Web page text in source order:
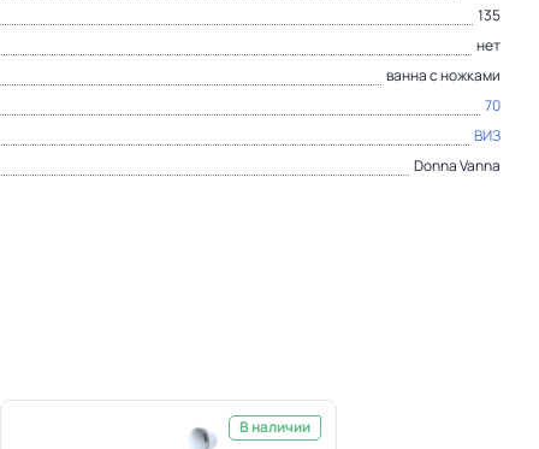
135
нет
ванна с ножками
70
ВИЗ
Donna Vanna
В наличии